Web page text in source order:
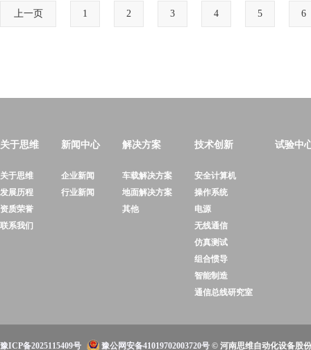
上一页 1 2 3 4 5 6
关于思维
关于思维
发展历程
资质荣誉
联系我们
新闻中心
企业新闻
行业新闻
解决方案
车载解决方案
地面解决方案
其他
技术创新
安全计算机
操作系统
电源
无线通信
仿真测试
组合惯导
智能制造
通信总线研究室
试验中
豫ICP备2025115409号 豫公网安备41019702003720号 © 河南思维自动化设备股